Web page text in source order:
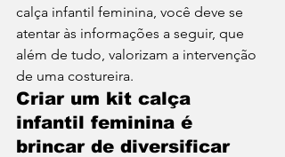
calça infantil feminina, você deve se
atentar às informações a seguir, que
além de tudo, valorizam a intervenção
de uma costureira.
Criar um kit calça
infantil feminina é
brincar de diversificar